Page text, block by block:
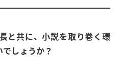
共に、小説を取り巻く環
しょうか？